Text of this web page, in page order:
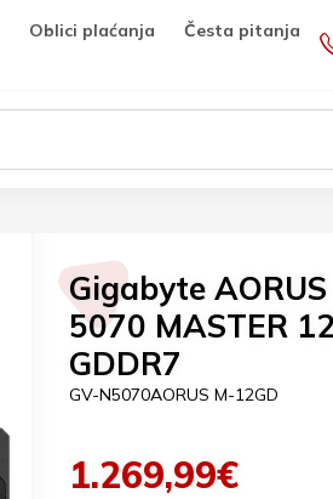
Oblici plaćanja
Česta pitanja
Gigabyte
5070 MASTER
GDDR7
GV-N5070AORUS M-12GD
1.269,99€